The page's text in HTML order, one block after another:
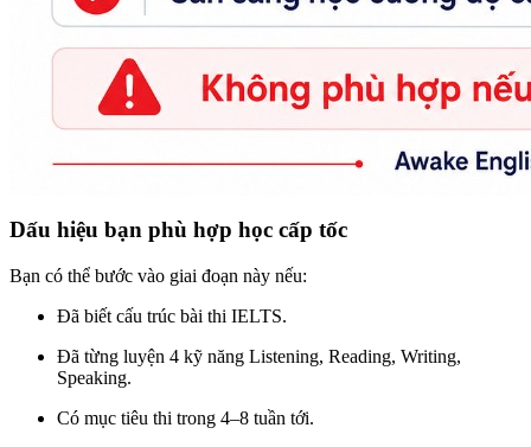
Dấu hiệu bạn phù hợp học cấp tốc
Bạn có thể bước vào giai đoạn này nếu:
Đã biết cấu trúc bài thi IELTS.
Đã từng luyện 4 kỹ năng Listening, Reading, Writing,
Speaking.
Có mục tiêu thi trong 4–8 tuần tới.